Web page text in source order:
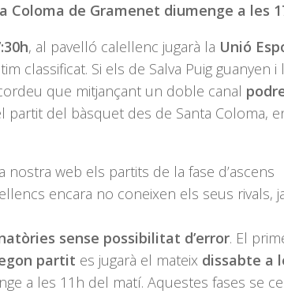
Coloma de Gramenet diumenge a les
, al pavelló calellenc jugarà la Unió
classificat. Si els de Salva Puig guanyen
que mitjançant un doble canal
partit del bàsquet des de Santa Coloma,
web els partits de la fase d’ascens
encara no coneixen els seus rivals,
sense possibilitat d’error. El
partit es jugarà el mateix dissabte a
a les 11h del matí. Aquestes fases se